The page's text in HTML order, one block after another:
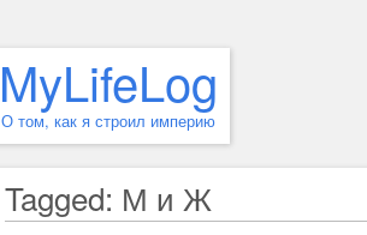
MyLifeLog
О том, как я строил империю
Tagged: М и Ж